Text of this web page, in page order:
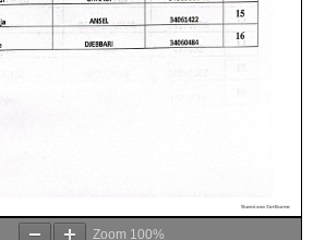
Zoom 100%